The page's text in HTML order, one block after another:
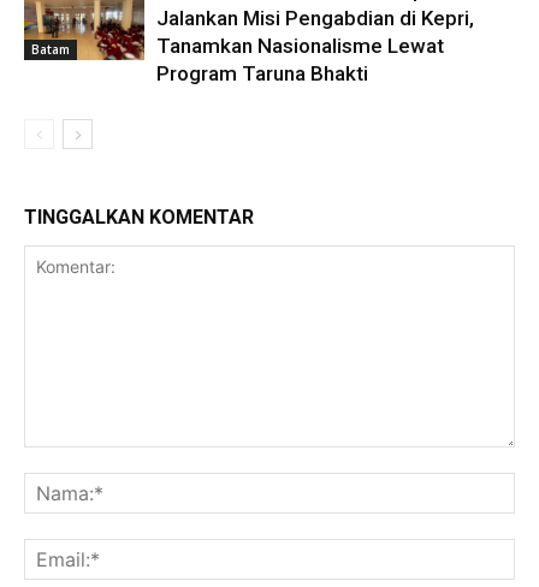
Batam
Jalankan Misi Pengabdian di Kepri,
Tanamkan Nasionalisme Lewat
Program Taruna Bhakti
TINGGALKAN KOMENTAR